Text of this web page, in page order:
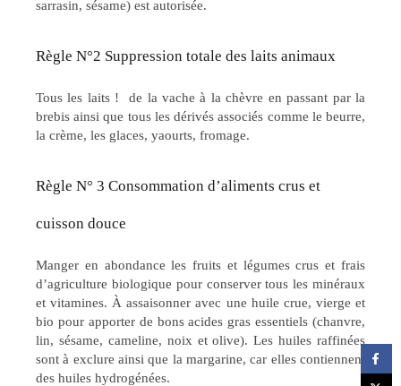
sarrasin, sésame) est autorisée.
Règle N°2 Suppression totale des laits animaux
Tous les laits ! de la vache à la chèvre en passant par la
brebis ainsi que tous les dérivés associés comme le beurre,
la crème, les glaces, yaourts, fromage.
Règle N° 3 Consommation d’aliments crus et
cuisson douce
Manger en abondance les fruits et légumes crus et frais
d’agriculture biologique pour conserver tous les minéraux
et vitamines. À assaisonner avec une huile crue, vierge et
bio pour apporter de bons acides gras essentiels (chanvre,
lin, sésame, cameline, noix et olive). Les huiles raffinées
sont à exclure ainsi que la margarine, car elles contiennent
des huiles hydrogénées.